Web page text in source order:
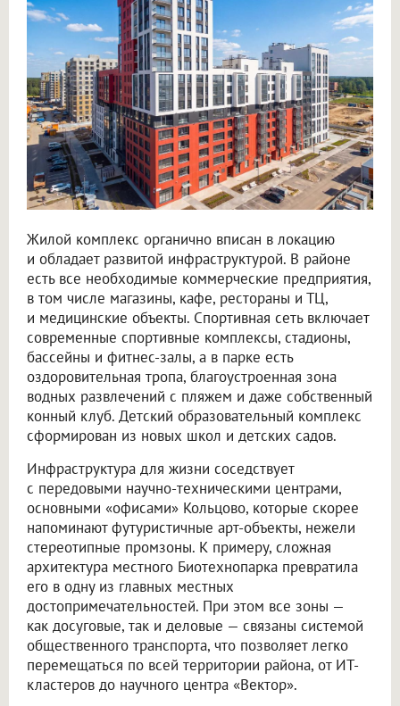
Жилой комплекс органично вписан в локацию
и обладает развитой инфраструктурой. В районе
есть все необходимые коммерческие предприятия,
в том числе магазины, кафе, рестораны и ТЦ,
и медицинские объекты. Спортивная сеть включает
современные спортивные комплексы, стадионы,
бассейны и фитнес-залы, а в парке есть
оздоровительная тропа, благоустроенная зона
водных развлечений с пляжем и даже собственный
конный клуб. Детский образовательный комплекс
сформирован из новых школ и детских садов.
Инфраструктура для жизни соседствует
с передовыми научно-техническими центрами,
основными «офисами» Кольцово, которые скорее
напоминают футуристичные арт-объекты, нежели
стереотипные промзоны. К примеру, сложная
архитектура местного Биотехнопарка превратила
его в одну из главных местных
достопримечательностей. При этом все зоны —
как досуговые, так и деловые — связаны системой
общественного транспорта, что позволяет легко
перемещаться по всей территории района, от ИТ-
кластеров до научного центра «Вектор».